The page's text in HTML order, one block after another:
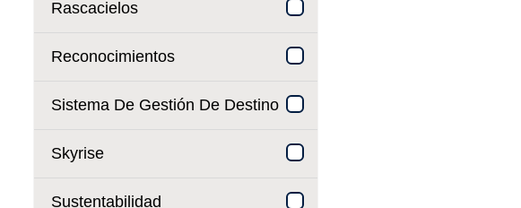
Rascacielos
Reconocimientos
Sistema De Gestión De Destino
Skyrise
Sustentabilidad